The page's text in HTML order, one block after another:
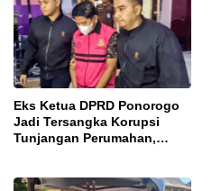
Eks Ketua DPRD Ponorogo
Jadi Tersangka Korupsi
Tunjangan Perumahan,